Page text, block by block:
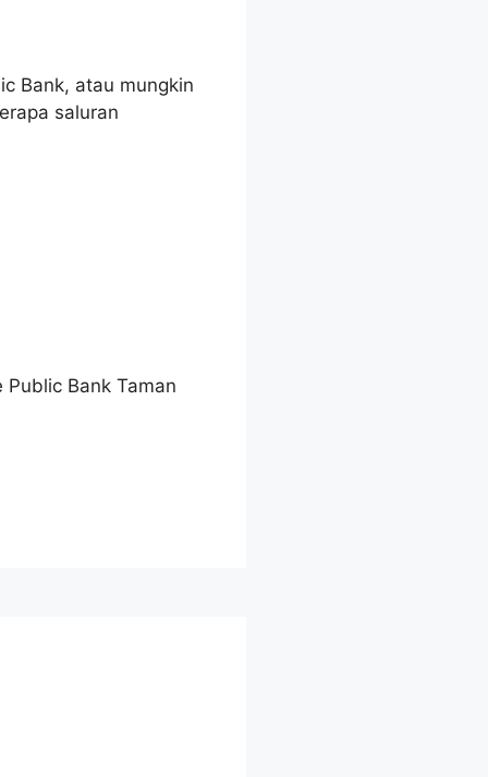
Bank, atau mungkin
saluran
Bank Taman